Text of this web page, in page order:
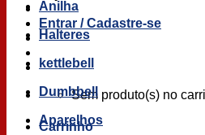
Entrar / Cadastre-se
Sem produto(s) no
Carrinho
Anilha
Halteres
kettlebell
Dumbbell
Aparelhos